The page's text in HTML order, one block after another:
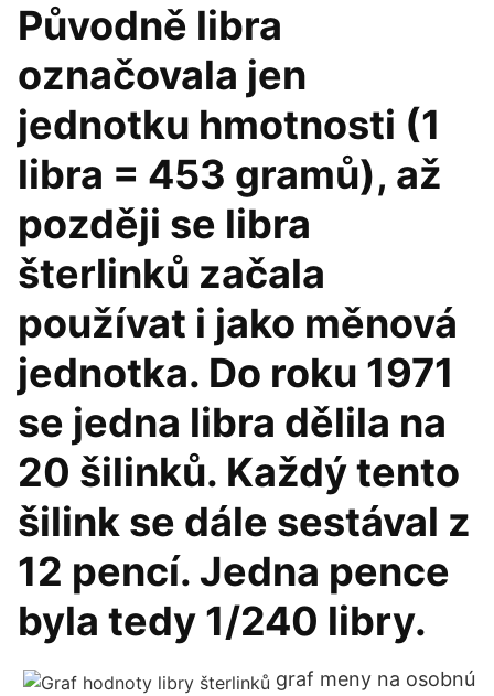
Původně libra
označovala jen
jednotku hmotnosti (1
libra = 453 gramů), až
později se libra
šterlinků začala
používat i jako měnová
jednotka. Do roku 1971
se jedna libra dělila na
20 šilinků. Každý tento
šilink se dále sestával z
12 pencí. Jedna pence
byla tedy 1/240 libry.
graf meny na osobnú